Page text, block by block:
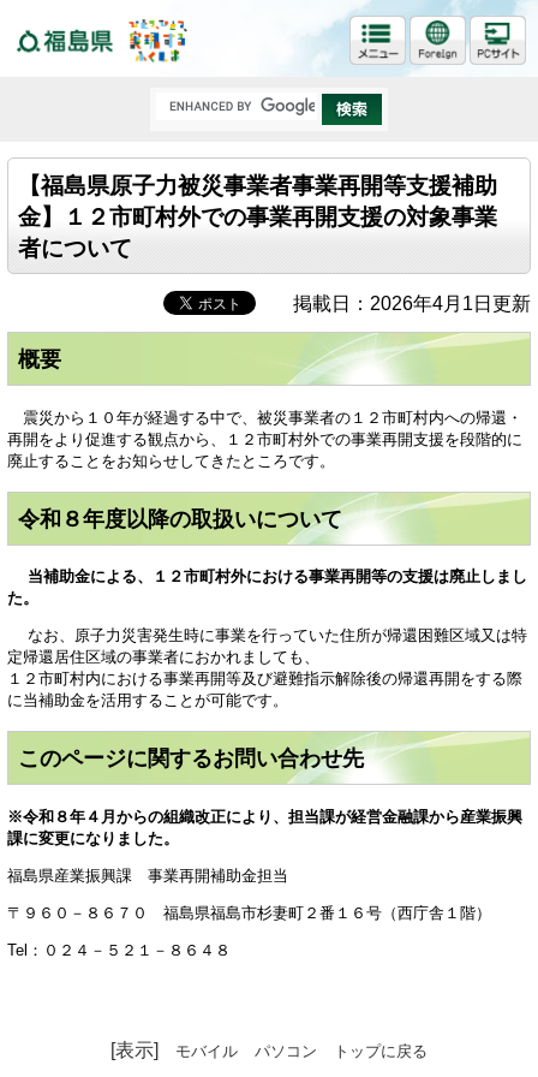
【福島県原子力被災事業者事業再開等支援補助
金】１２市町村外での事業再開支援の対象事業
者について
掲載日：2026年4月1日更新
概要
​震災から１０年が経過する中で、被災事業者の１２市町村内への帰還・
再開をより促進する観点から、１２市町村外での事業再開支援を段階的に
廃止することをお知らせしてきたところです。
令和８年度以降の取扱いについて
当補助金による、１２市町村外における事業再開等の支援は廃止しまし
た。
なお、原子力災害発生時に事業を行っていた住所が帰還困難区域又は特
定帰還居住区域の事業者におかれましても、
１２市町村内における事業再開等及び避難指示解除後の帰還再開をする際
に当補助金を活用することが可能です。
このページに関するお問い合わせ先
※令和８年４月からの組織改正により、担当課が経営金融課から産業振興
課に変更になりました。
福島県産業振興課 事業再開補助金担当
〒９６０－８６７０ 福島県福島市杉妻町２番１６号（西庁舎１階）
Tel：０２４－５２１－８６４８
[表示] モバイル パソコン トップに戻る